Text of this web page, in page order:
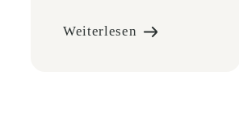
Weiterlesen